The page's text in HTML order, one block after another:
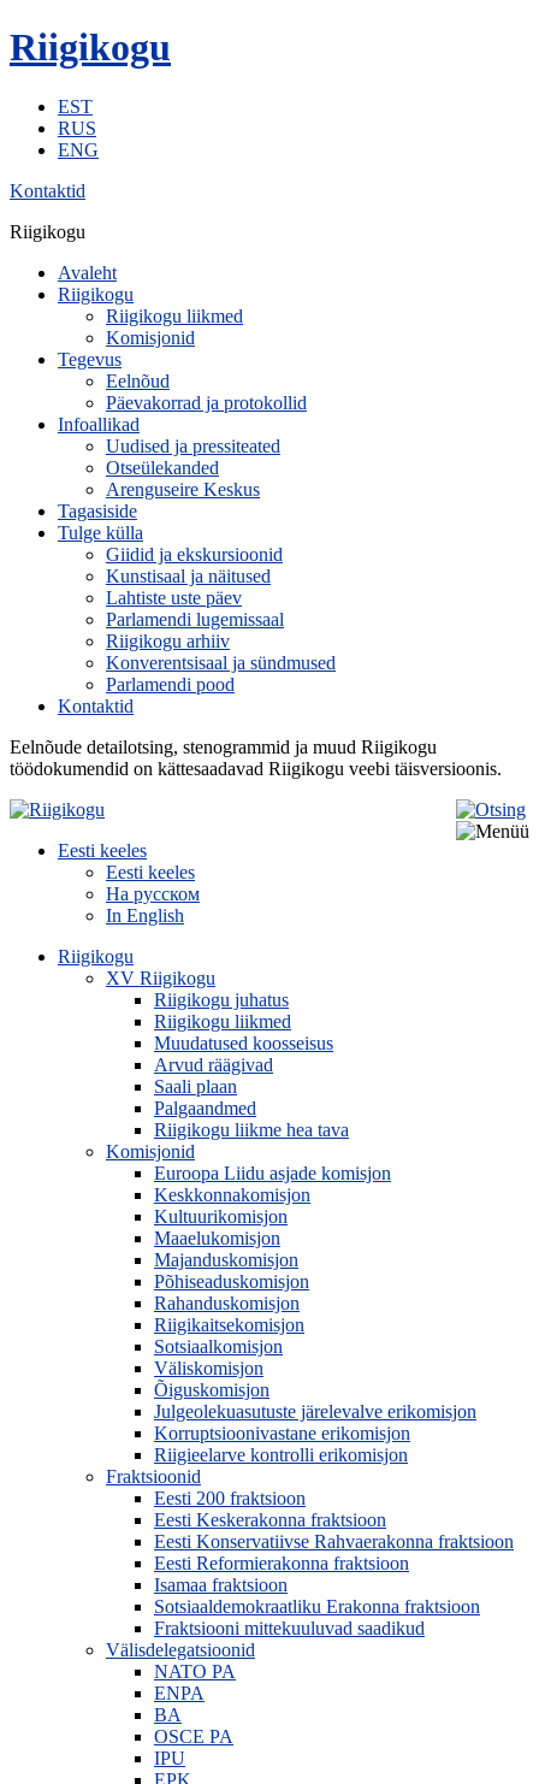
Riigikogu
EST
RUS
ENG
Kontaktid
Riigikogu
Avaleht
Riigikogu
Riigikogu liikmed
Komisjonid
Tegevus
Eelnõud
Päevakorrad ja protokollid
Infoallikad
Uudised ja pressiteated
Otseülekanded
Arenguseire Keskus
Tagasiside
Tulge külla
Giidid ja ekskursioonid
Kunstisaal ja näitused
Lahtiste uste päev
Parlamendi lugemissaal
Riigikogu arhiiv
Konverentsisaal ja sündmused
Parlamendi pood
Kontaktid
Eelnõude detailotsing, stenogrammid ja muud Riigikogu
töödokumendid on kättesaadavad Riigikogu veebi täisversioonis.
Eesti keeles
Eesti keeles
На русском
In English
Riigikogu
XV Riigikogu
Riigikogu juhatus
Riigikogu liikmed
Muudatused koosseisus
Arvud räägivad
Saali plaan
Palgaandmed
Riigikogu liikme hea tava
Komisjonid
Euroopa Liidu asjade komisjon
Keskkonnakomisjon
Kultuurikomisjon
Maaelukomisjon
Majanduskomisjon
Põhiseaduskomisjon
Rahanduskomisjon
Riigikaitsekomisjon
Sotsiaalkomisjon
Väliskomisjon
Õiguskomisjon
Julgeolekuasutuste järelevalve erikomisjon
Korruptsioonivastane erikomisjon
Riigieelarve kontrolli erikomisjon
Fraktsioonid
Eesti 200 fraktsioon
Eesti Keskerakonna fraktsioon
Eesti Konservatiivse Rahvaerakonna fraktsioon
Eesti Reformierakonna fraktsioon
Isamaa fraktsioon
Sotsiaaldemokraatliku Erakonna fraktsioon
Fraktsiooni mittekuuluvad saadikud
Välisdelegatsioonid
NATO PA
ENPA
BA
OSCE PA
IPU
EPK